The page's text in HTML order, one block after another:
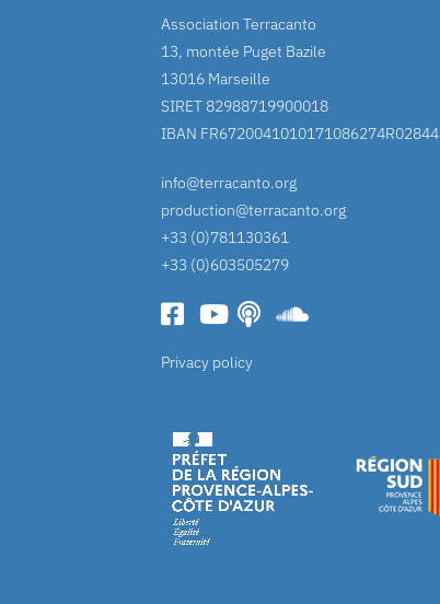
Association Terracanto
13, montée Puget Bazile
13016 Marseille
SIRET 82988719900018
IBAN FR6720041010171086274R02844
info@terracanto.org
production@terracanto.org
+33 (0)781130361
+33 (0)603505279
Privacy policy